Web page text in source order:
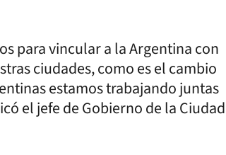
para vincular a la Argentina con
ciudades, como es el cambio
estamos trabajando juntas
el jefe de Gobierno de la Ciudad